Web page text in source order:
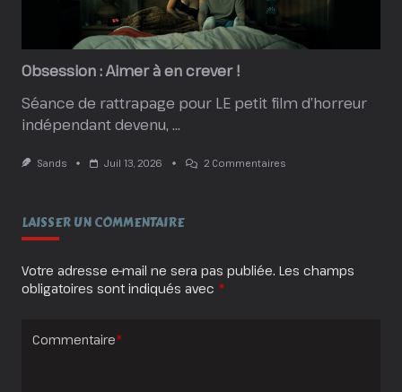
Obsession : Aimer à en crever !
Séance de rattrapage pour LE petit film d’horreur
indépendant devenu, ...
Sands Juil 13, 2026 2 CommentairesSur
LAISSER UN COMMENTAIRE
Votre adresse e-mail ne sera pas publiée. Les champs
obligatoires sont indiqués avec *
Commentaire*